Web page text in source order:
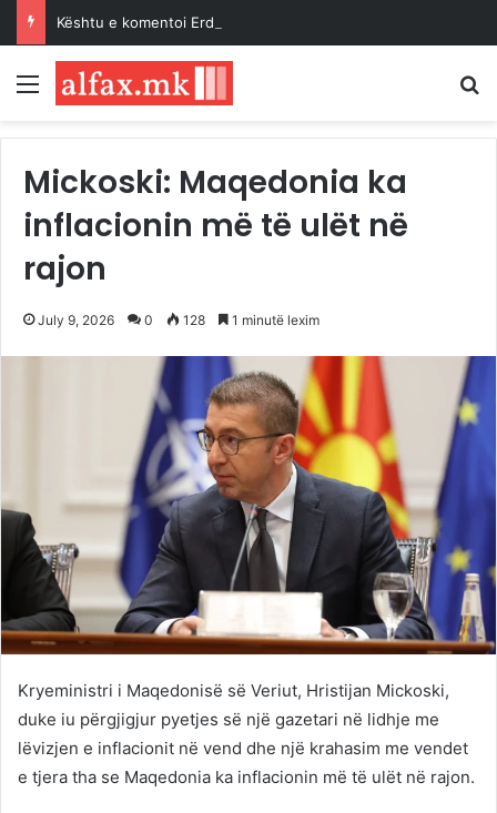
Kështu e komentoi Erdogan Paktin e Mekës…
Menu
Mickoski: Maqedonia ka
inflacionin më të ulët në
rajon
July 9, 2026 0 128 1 minutë lexim
Kryeministri i Maqedonisë së Veriut, Hristijan Mickoski,
duke iu përgjigjur pyetjes së një gazetari në lidhje me
lëvizjen e inflacionit në vend dhe një krahasim me vendet
e tjera tha se Maqedonia ka inflacionin më të ulët në rajon.